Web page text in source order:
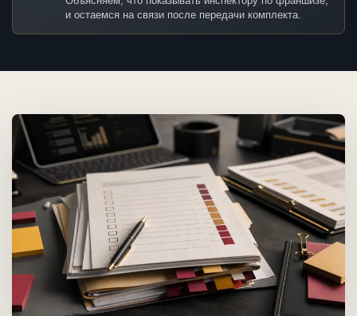
и остаемся на связи после передачи комплекта.